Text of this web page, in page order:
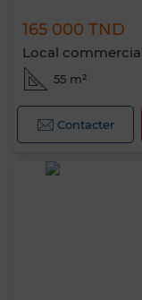
165 000 TND
Local
55 m²
Contacter